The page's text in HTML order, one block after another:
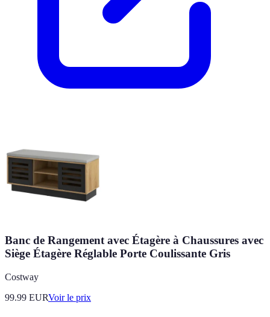
Banc de Rangement avec Étagère à Chaussures avec
Siège Étagère Réglable Porte Coulissante Gris
Costway
99.99 EURVoir le prix